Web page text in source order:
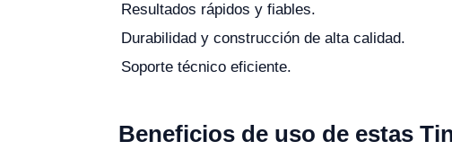
Resultados rápidos y fiables.
Durabilidad y construcción de alta calidad.
Soporte técnico eficiente.
Beneficios de uso de estas